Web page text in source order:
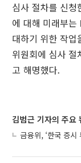
심사 절차를 신청
에 대해 미래부는
대하기 위한 작업
위원회에 심사 절
고 해명했다.
김범근 기자의 주요